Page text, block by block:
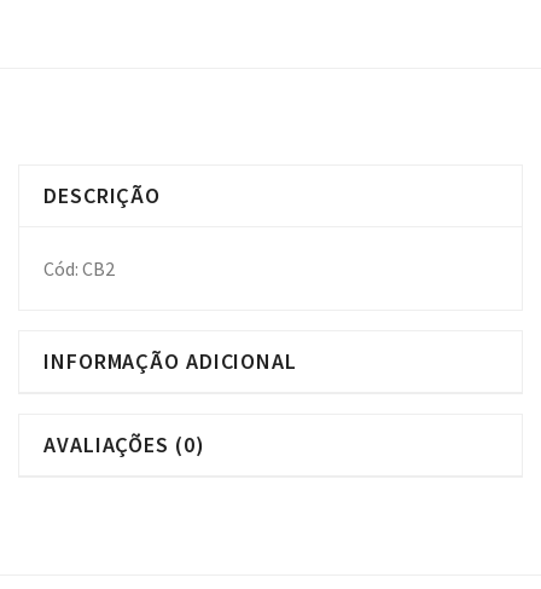
DESCRIÇÃO
Cód: CB2
INFORMAÇÃO ADICIONAL
AVALIAÇÕES (0)